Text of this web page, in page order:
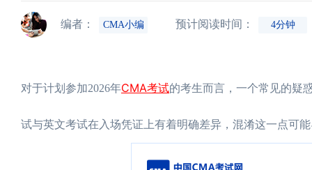
编者： CMA小编 预计阅读时间： 4分钟
对于计划参加2026年CMA考试的考生而言，一个常见的疑
试与英文考试在入场凭证上有着明确差异，混淆这一点可